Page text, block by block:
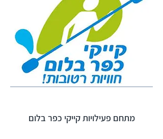
מתחם פעילויות קייקי כפר בלום